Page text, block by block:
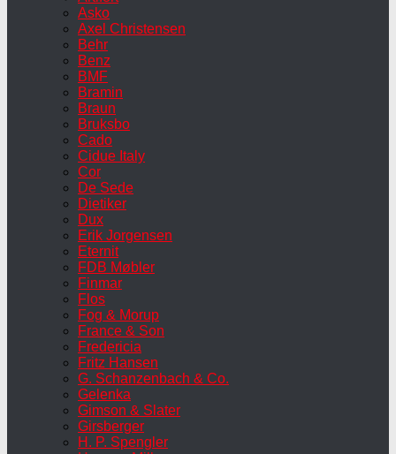
Asko
Axel Christensen
Behr
Benz
BMF
Bramin
Braun
Bruksbo
Cado
Cidue Italy
Cor
De Sede
Dietiker
Dux
Erik Jorgensen
Eternit
FDB Møbler
Finmar
Flos
Fog & Morup
France & Son
Fredericia
Fritz Hansen
G. Schanzenbach & Co.
Gelenka
Gimson & Slater
Girsberger
H. P. Spengler